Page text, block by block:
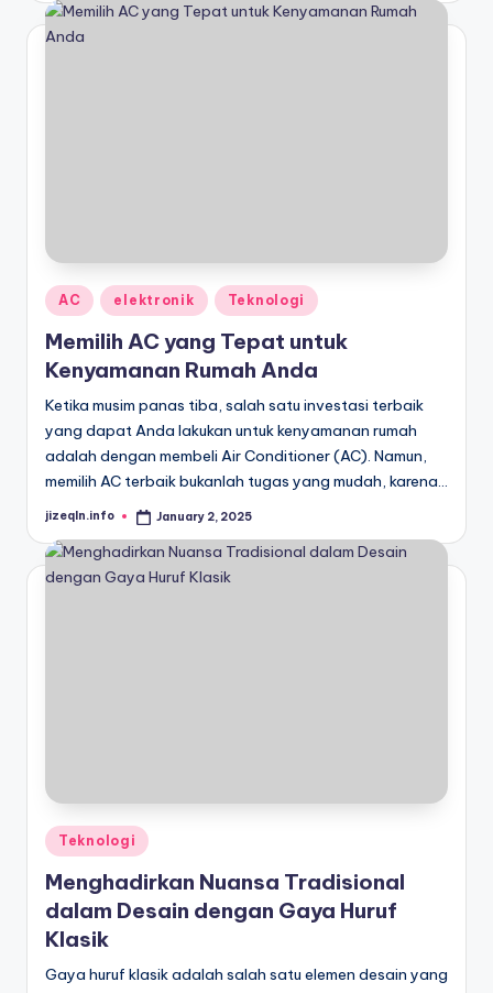
Posted
in
AC elektronik Teknologi
Memilih AC yang Tepat untuk
Kenyamanan Rumah Anda
Ketika musim panas tiba, salah satu investasi terbaik
yang dapat Anda lakukan untuk kenyamanan rumah
adalah dengan membeli Air Conditioner (AC). Namun,
memilih AC terbaik bukanlah tugas yang mudah, karena…
Posted
jizeqln.info January 2, 2025
Posted
in
Teknologi
Menghadirkan Nuansa Tradisional
dalam Desain dengan Gaya Huruf
Klasik
Gaya huruf klasik adalah salah satu elemen desain yang